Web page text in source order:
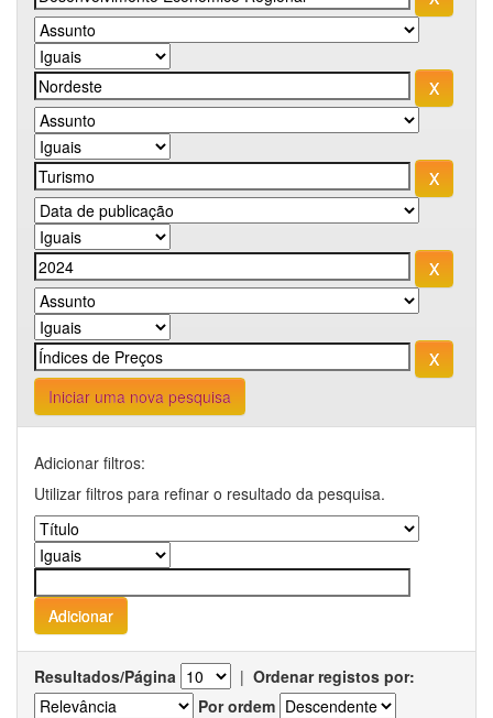
Iniciar uma nova pesquisa
Adicionar filtros:
Utilizar filtros para refinar o resultado da pesquisa.
Resultados/Página | Ordenar registos por:
Por ordem